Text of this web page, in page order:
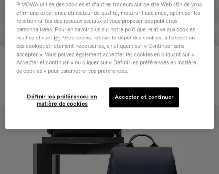
Never Still - Cuir Trousse de
Toilette
Never Still - Cuir Grand Sac à
dos à rabat
RIMOWA utilise des cookies et d’autres traceurs sur ce site Web afin de vous
offrir une expérience utilisateur de qualité, mesurer l’audience, optimiser les
fonctionnalités des réseaux sociaux et vous proposer des publicités
personnalisées. Pour en savoir plus sur notre politique relative aux cookies,
veuillez cliquer ici. Vous pouvez refuser le dépôt des cookies, à l'exception
des cookies strictement nécessaires, en cliquant sur « Continuer sans
accepter ». Vous pouvez également accepter les cookies en cliquant sur «
Accepter et continuer » ou cliquer sur « Définir les préférences en matière
de cookies » pour paramétrer vos préférences.
Définir les préférences en
matière de cookies
Accepter et continuer